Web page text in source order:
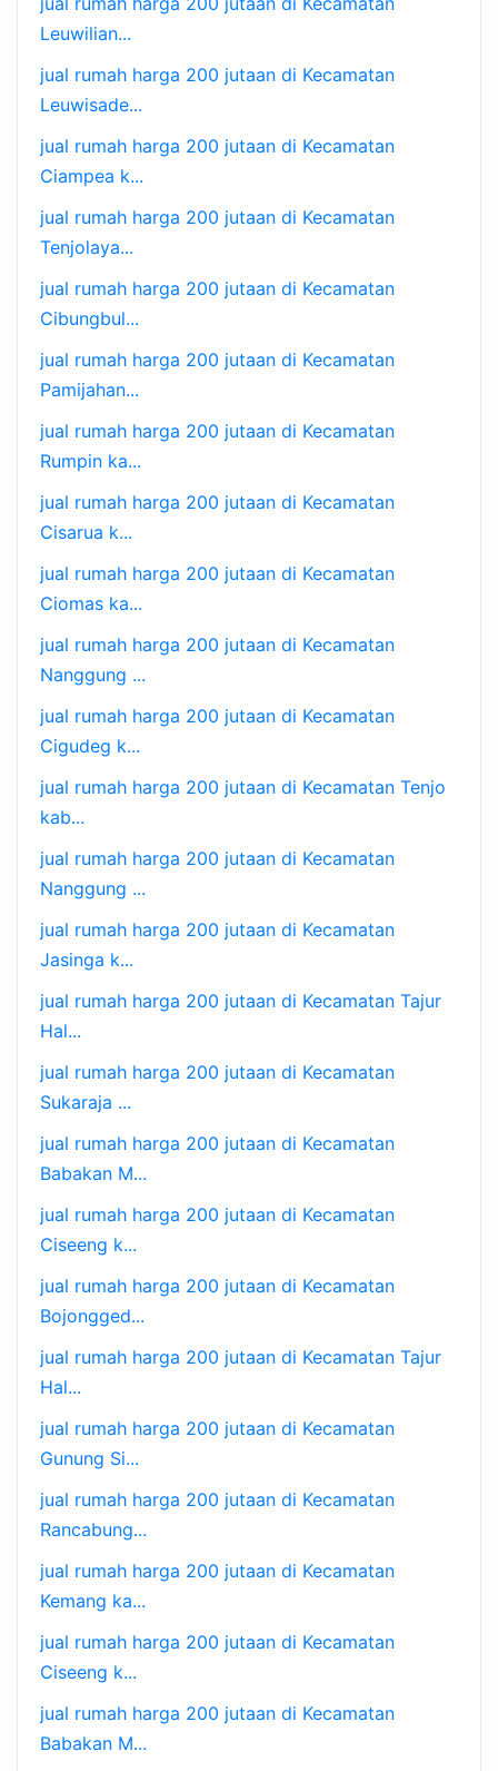
Leuwilian...
jual rumah harga 200 jutaan di Kecamatan
Leuwisade...
jual rumah harga 200 jutaan di Kecamatan
Ciampea k...
jual rumah harga 200 jutaan di Kecamatan
Tenjolaya...
jual rumah harga 200 jutaan di Kecamatan
Cibungbul...
jual rumah harga 200 jutaan di Kecamatan
Pamijahan...
jual rumah harga 200 jutaan di Kecamatan
Rumpin ka...
jual rumah harga 200 jutaan di Kecamatan
Cisarua k...
jual rumah harga 200 jutaan di Kecamatan
Ciomas ka...
jual rumah harga 200 jutaan di Kecamatan
Nanggung ...
jual rumah harga 200 jutaan di Kecamatan
Cigudeg k...
jual rumah harga 200 jutaan di Kecamatan Tenjo
kab...
jual rumah harga 200 jutaan di Kecamatan
Nanggung ...
jual rumah harga 200 jutaan di Kecamatan
Jasinga k...
jual rumah harga 200 jutaan di Kecamatan Tajur
Hal...
jual rumah harga 200 jutaan di Kecamatan
Sukaraja ...
jual rumah harga 200 jutaan di Kecamatan
Babakan M...
jual rumah harga 200 jutaan di Kecamatan
Ciseeng k...
jual rumah harga 200 jutaan di Kecamatan
Bojongged...
jual rumah harga 200 jutaan di Kecamatan Tajur
Hal...
jual rumah harga 200 jutaan di Kecamatan
Gunung Si...
jual rumah harga 200 jutaan di Kecamatan
Rancabung...
jual rumah harga 200 jutaan di Kecamatan
Kemang ka...
jual rumah harga 200 jutaan di Kecamatan
Ciseeng k...
jual rumah harga 200 jutaan di Kecamatan
Babakan M...